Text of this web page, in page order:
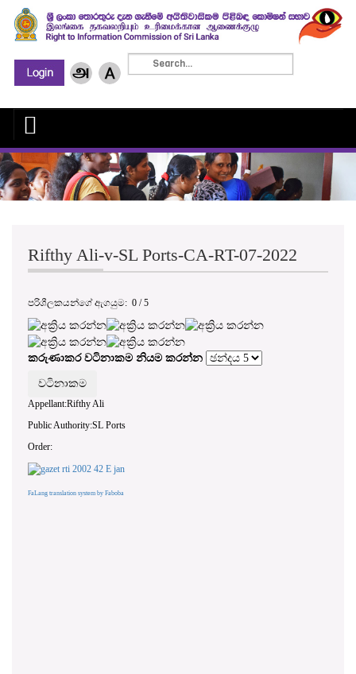
Rifthy Ali-v-SL Ports-CA-RT-07-2022
පරිශීලකයන්ගේ ඇගයුම: 0 /5
කරුණාකර වටිනාකම නියම කරන්න
Appellant:Rifthy Ali
Public Authority:SL Ports
Order:
FaLang translation system by Faboba